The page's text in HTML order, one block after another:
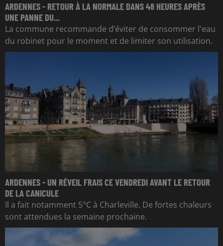
ARDENNES - RETOUR À LA NORMALE DANS 48 HEURES APRÈS
UNE PANNE DU...
La commune recommande d’éviter de consommer l'eau
du robinet pour le moment et de limiter son utilisation.
ARDENNES - UN RÉVEIL FRAIS CE VENDREDI AVANT LE RETOUR
DE LA CANICULE
Il a fait notamment 5°C à Charleville. De fortes chaleurs
sont attendues la semaine prochaine.